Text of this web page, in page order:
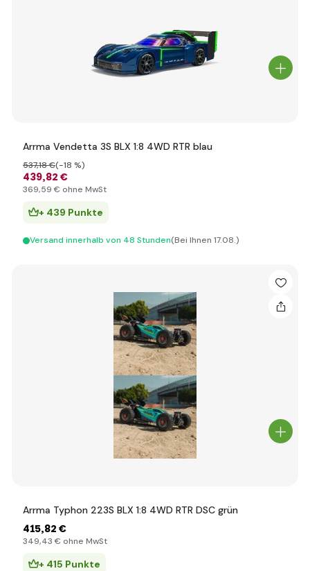
Arrma Vendetta 3S BLX 1:8 4WD RTR blau
439,82 €
537,18 €(-18 %)
369,59 € ohne MwSt
+ 439 Punkte
Versand innerhalb von 48 Stunden(Bei Ihnen 17.08.)
Arrma Typhon 223S BLX 1:8 4WD RTR DSC grün
415,82 €
349,43 € ohne MwSt
+ 415 Punkte